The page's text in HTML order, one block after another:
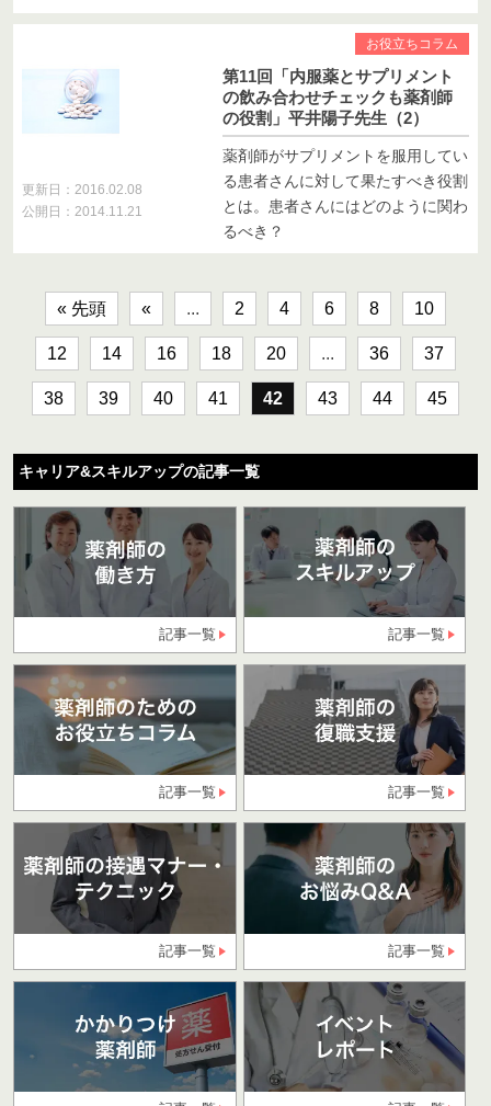
更新日：2016.02.08
公開日：2014.11.21
お役立ちコラム
第11回「内服薬とサプリメント
の飲み合わせチェックも薬剤師
の役割」平井陽子先生（2）
薬剤師がサプリメントを服用してい
る患者さんに対して果たすべき役割
とは。患者さんにはどのように関わ
るべき？
« 先頭 « ... 2 4 6 8 10
12 14 16 18 20 ... 36 37
38 39 40 41 42 43 44 45
キャリア&スキルアップの記事一覧
記事一覧 記事一覧
記事一覧 記事一覧
記事一覧 記事一覧